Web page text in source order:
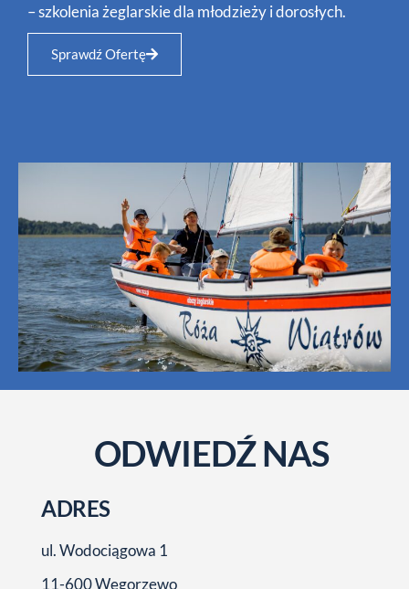
– szkolenia żeglarskie dla młodzieży i dorosłych.
Sprawdź Ofertę
ODWIEDŹ NAS
ADRES
ul. Wodociągowa 1
11-600 Węgorzewo